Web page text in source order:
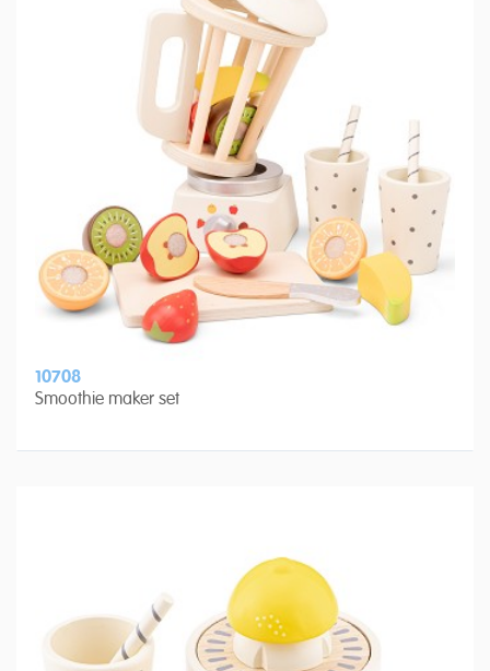
10708
Smoothie maker set